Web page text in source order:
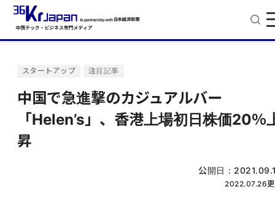
スタートアップ 注目記事
中国で急進撃のカジュアルバー
「Helen’s」、香港上場初日株価20％
昇
公開日：
2022.07.26